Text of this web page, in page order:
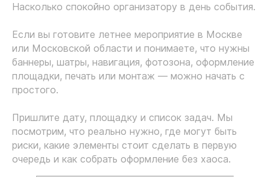
Насколько спокойно организатору в день события.
Если вы готовите летнее мероприятие в Москве
или Московской области и понимаете, что нужны
баннеры, шатры, навигация, фотозона, оформление
площадки, печать или монтаж — можно начать с
простого.
Пришлите дату, площадку и список задач. Мы
посмотрим, что реально нужно, где могут быть
риски, какие элементы стоит сделать в первую
очередь и как собрать оформление без хаоса.